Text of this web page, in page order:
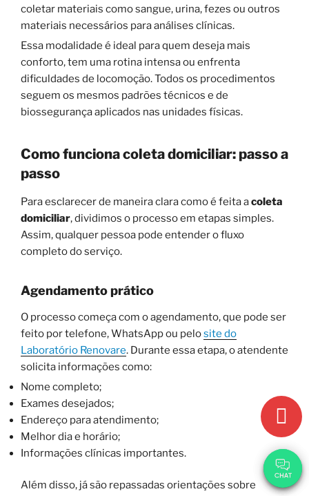
coletar materiais como sangue, urina, fezes ou outros
materiais necessários para análises clínicas.
Essa modalidade é ideal para quem deseja mais
conforto, tem uma rotina intensa ou enfrenta
dificuldades de locomoção. Todos os procedimentos
seguem os mesmos padrões técnicos e de
biossegurança aplicados nas unidades físicas.
Como funciona coleta domiciliar: passo a
passo
Para esclarecer de maneira clara como é feita acoleta
domiciliar, dividimos o processo em etapas simples.
Assim, qualquer pessoa pode entender o fluxo
completo do serviço.
Agendamento prático
O processo começa com o agendamento, que pode ser
feito por telefone, WhatsApp ou pelosite do
Laboratório Renovare. Durante essa etapa, o atendente
solicita informações como:
Nome completo;
Exames desejados;
Endereço para atendimento;
Melhor dia e horário;
Informações clínicas importantes.
Além disso, já são repassadas orientações sobre